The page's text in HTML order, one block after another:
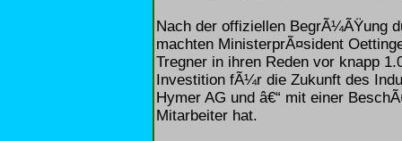
Nach der offiziellen BegrÃ¼ÃŸung
machten MinisterprÃ¤sident
Tregner in ihren Reden vor knapp
Investition fÃ¼r die Zukunft des
Hymer AG und â€“ mit einer
Mitarbeiter hat.